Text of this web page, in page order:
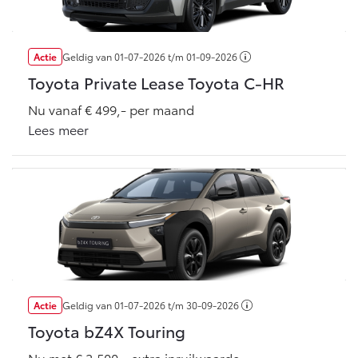
bZ4X
BATTERIJ-ELEKTRISCH
bZ4X Touring
BATTERIJ-ELEKTRISCH
Vanaf € 48.995,-
WATERSTOF-ELEKTRISCH
Proace City (excl. BTW)
OOK ALS BATTERIJ-
ELEKTRISCH
Connected check
Navigatie updates
Actie Geldig van01-07-2026t/m 01-09-2026
Toyota Private Lease Toyota C-HR
Nu vanaf € 499,- per maand
Lees meer
Actie Geldig van01-07-2026t/m 30-09-2026
Toyota bZ4X Touring